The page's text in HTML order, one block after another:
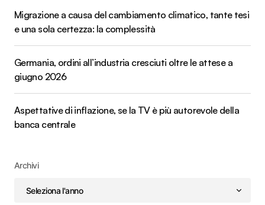
Migrazione a causa del cambiamento climatico, tante tesi
e una sola certezza: la complessità
Germania, ordini all’industria cresciuti oltre le attese a
giugno 2026
Aspettative di inflazione, se la TV è più autorevole della
banca centrale
Archivi